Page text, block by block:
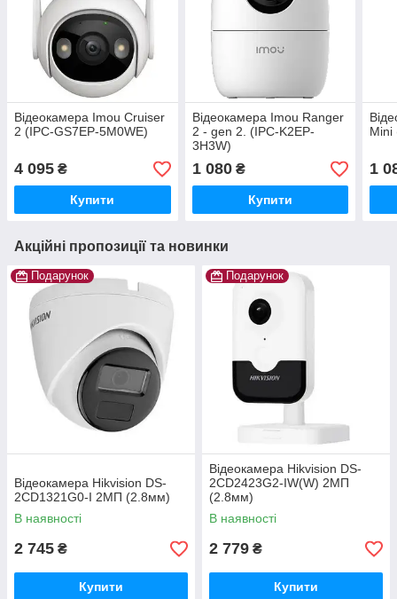
Відеокамера Imou Cruiser
2 (IPC-GS7EP-5M0WE)
4 095 ₴
Купити
Відеокамера Imou Ranger
2 - gen 2. (IPC-K2EP-
3H3W)
1 080₴
Купити
Mini
1
Акційні пропозиції та новинки
Подарунок
Відеокамера Hikvision DS-
2CD1321G0-I 2МП (2.8мм)
В наявності
2 745 ₴
Купити
Подарунок
Відеокамера Hikvision DS-
2CD2423G2-IW(W) 2МП
(2.8мм)
В наявності
2 779 ₴
Купити